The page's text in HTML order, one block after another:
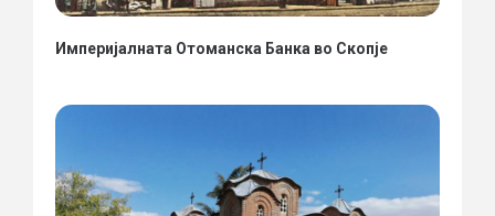
Империјалната Отоманска Банка во Скопје